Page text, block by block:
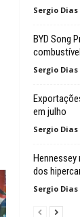
Sergio Dias
BYD Song
Sergio Dias
em julho
Sergio Dias
dos
Sergio Dias